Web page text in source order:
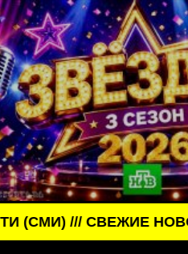
СВЕЖИЕ НОВОСТИ ///